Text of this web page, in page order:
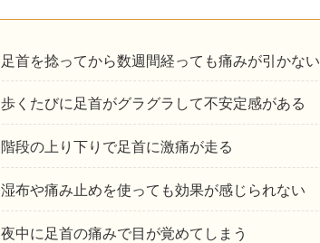
足首を捻ってから数週間経っても痛みが引かない
歩くたびに足首がグラグラして不安定感がある
階段の上り下りで足首に激痛が走る
湿布や痛み止めを使っても効果が感じられない
夜中に足首の痛みで目が覚めてしまう